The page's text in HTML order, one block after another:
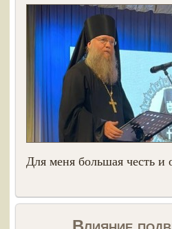
Для меня большая честь и